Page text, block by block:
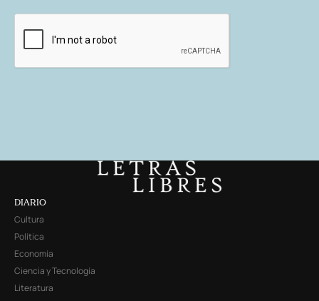
DIARIO
Cultura
Política
Economía
Ciencia y Tecnología
Literatura